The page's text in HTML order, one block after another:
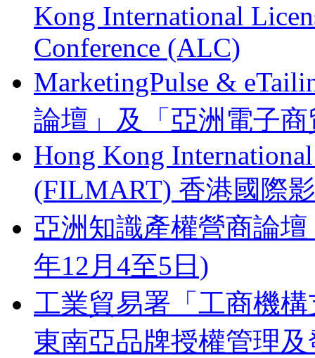
Kong International
Conference (ALC)
MarketingPulse &
論壇」及「亞洲電子商
Hong Kong
(FILMART) 香港國際
亞洲知識產權營商論壇
年12月4至5日)
工業貿易署「工商機
東南亞品牌授權管理